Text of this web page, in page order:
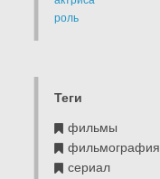
роль
Теги
фильмы
фильмография
сериал